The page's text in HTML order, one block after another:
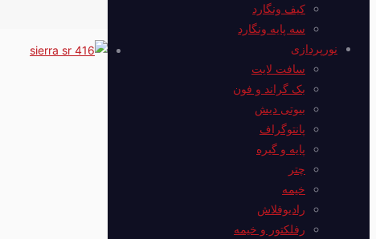
کیف ونگارد
سه پایه ونگارد
نورپردازی
سافت لایت
بک گراند و فون
بیوتی دیش
پانتوگراف
پایه و گیره
چتر
خیمه
رادیوفلاش
رفلکتور و خیمه